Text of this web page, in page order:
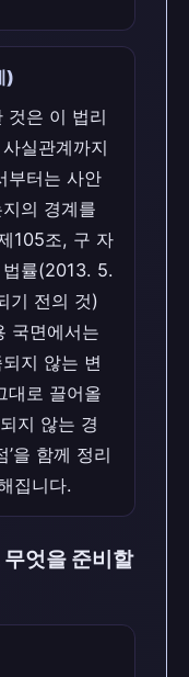
)
것은 이 법리
실관계까지
부터는 사안
의 경계를
105조, 구 자
법률(2013. 5.
기 전의 것)
국면에서는
지 않는 변
대로 끌어올
지 않는 경
’을 함께 정리
집니다.
엇을 준비할